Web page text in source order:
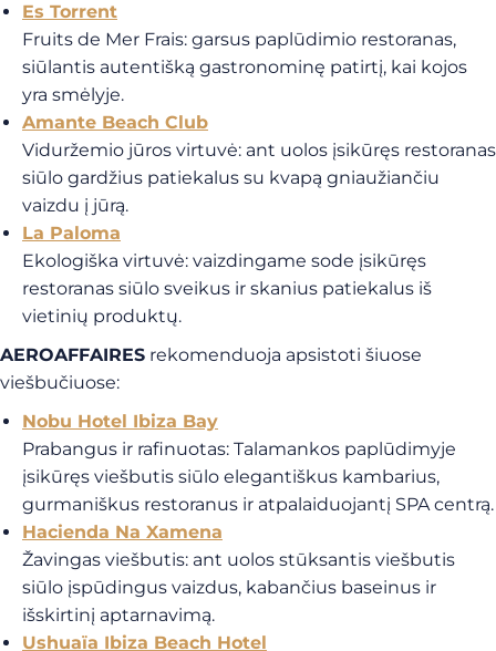
Es Torrent
Fruits de Mer Frais: garsus paplūdimio restoranas,
siūlantis autentišką gastronominę patirtį, kai kojos
yra smėlyje.
Amante Beach Club
Viduržemio jūros virtuvė: ant uolos įsikūręs restoranas
siūlo gardžius patiekalus su kvapą gniaužiančiu
vaizdu į jūrą.
La Paloma
Ekologiška virtuvė: vaizdingame sode įsikūręs
restoranas siūlo sveikus ir skanius patiekalus iš
vietinių produktų.
AEROAFFAIRES rekomenduoja apsistoti šiuose
viešbučiuose:
Nobu Hotel Ibiza Bay
Prabangus ir rafinuotas: Talamankos paplūdimyje
įsikūręs viešbutis siūlo elegantiškus kambarius,
gurmaniškus restoranus ir atpalaiduojantį SPA centrą.
Hacienda Na Xamena
Žavingas viešbutis: ant uolos stūksantis viešbutis
siūlo įspūdingus vaizdus, kabančius baseinus ir
išskirtinį aptarnavimą.
Ushuaïa Ibiza Beach Hotel